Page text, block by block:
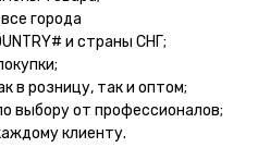
города
и страны СНГ;
в розницу, так и оптом;
выбору от профессионалов;
клиенту.